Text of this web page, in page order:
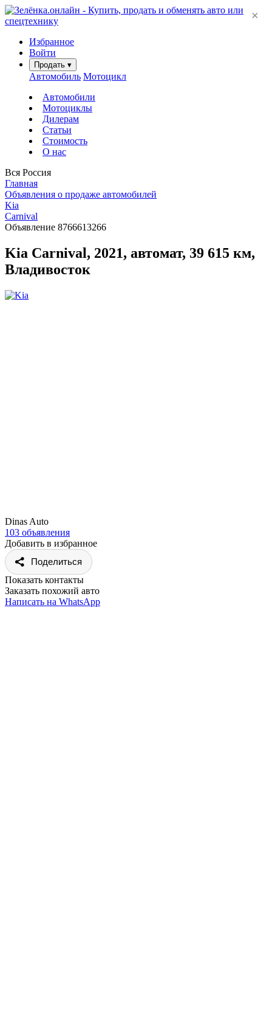
Избранное
Войти
Продать ▾
Автомобиль Мотоцикл
Автомобили
Мотоциклы
Дилерам
Статьи
Стоимость
О нас
Вся Россия
Главная
Объявления о продаже автомобилей
Kia
Carnival
Объявление 8766613266
Kia Carnival, 2021, автомат, 39 615 км,
Владивосток
Dinas Auto
103 объявления
Добавить в избранное
Поделиться
Показать контакты
Заказать похожий авто
Написать на WhatsApp
×